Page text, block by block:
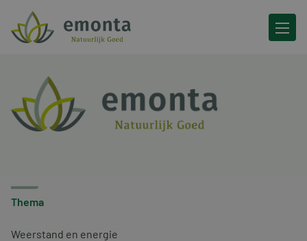
Ga naar de inhoud
Thema
Weerstand en energie